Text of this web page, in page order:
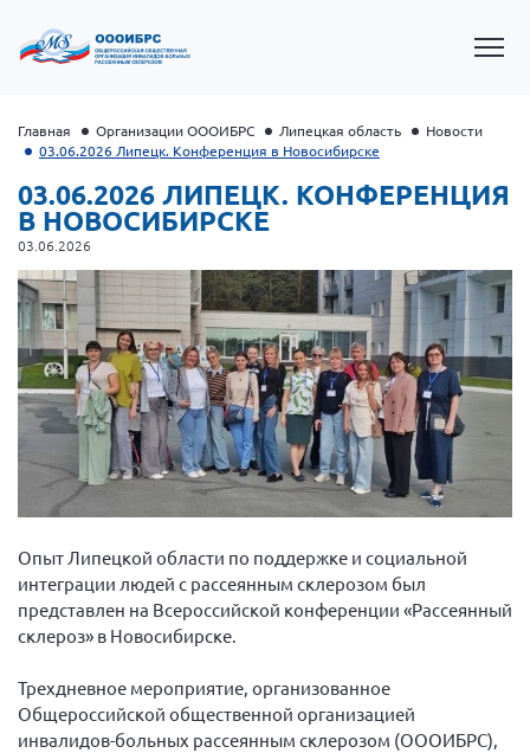
Президент Власов Я.В.
Первый вице-президент Кичигина Н. Ф.
Генеральный директор Матвиевская О.В.
Вице-президент Зрячева Н.В.
Вице-президент Шишлянников Ф.В.
Информационная служба
Отдел международных отношений
Вице-президент Валюх М.В.
Вице-президент Чернова А.В.
Главная Организации ОООИБРС Липецкая область
Новости
03.06.2026 Липецк. Конференция в Новосибирске
03.06.2026 ЛИПЕЦК. КОНФЕРЕНЦИЯ
В НОВОСИБИРСКЕ
03.06.2026
Опыт Липецкой области по поддержке и социальной
интеграции людей с рассеянным склерозом был
представлен на Всероссийской конференции «Рассеянный
склероз» в Новосибирске.
Трехдневное мероприятие, организованное
Общероссийской общественной организацией
инвалидов-больных рассеянным склерозом (ОООИБРС),